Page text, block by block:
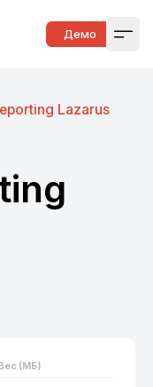
Демо
Lazarus
(МБ)